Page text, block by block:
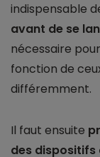
indispensable
avant de se
nécessaire
fonction de
différemment.
Il faut ensuite
des dispositifs